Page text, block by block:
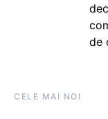
de
CELE MAI NOI